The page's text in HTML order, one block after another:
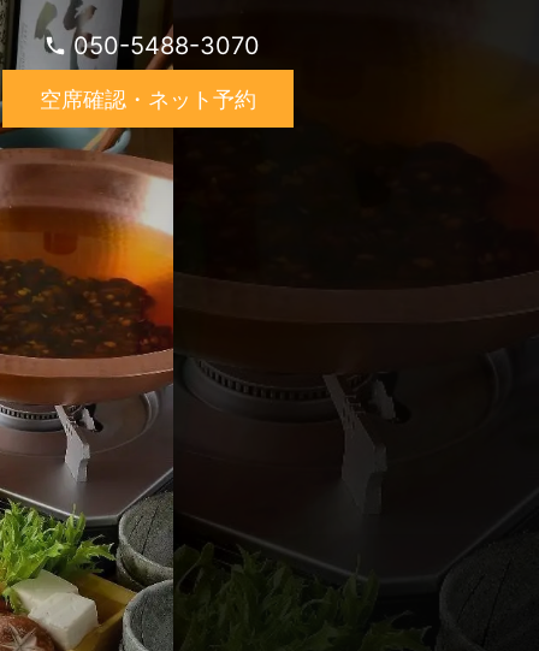
050-5488-3070
空席確認・ネット予約